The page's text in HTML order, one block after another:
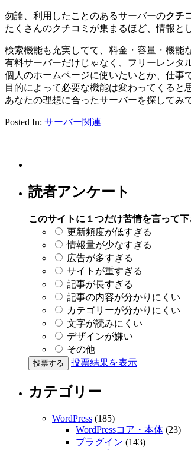
勿論、利用したことのあるサーバーのクチ
たくさんのクチコミが集まるほど、情報と
検索機能も充実してて、料金・容量・機能
有料サーバーだけじゃなく、フリーレンタ
個人のホームページに使いたいとか、仕事
目的によって必要な機能は変わってくると
あなたの理想に合ったサーバーを探してみて
Posted In: サーバー関連
読者アンケート
このサイトに１つだけ苦情を言って
更新頻度が低すぎる
情報量が少なすぎる
広告が多すぎる
サイトが重すぎる
記事が長すぎる
記事の内容が分かりにくい
カテゴリーが分かりにくい
文字が読みにくい
デザインが嫌い
その他
投票結果を表示
カテゴリー
WordPress (185)
WordPressコア・本体 (23)
プラグイン (143)